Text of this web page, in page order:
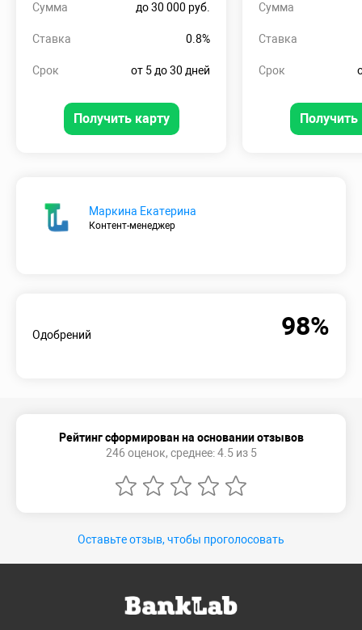
Сумма до 30 000 руб.
Ставка 0.8%
Срок от 5 до 30 дней
Получить карту
Сумма
Ставка
Срок
Получить
Маркина Екатерина
Контент-менеджер
Одобрений 98%
Рейтинг сформирован на основании отзывов
246 оценок, среднее: 4.5 из 5
Оставьте отзыв, чтобы проголосовать